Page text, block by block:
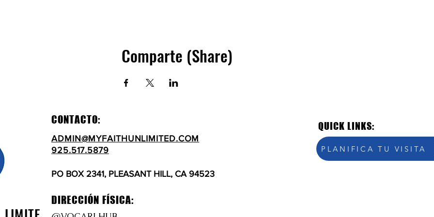
Comparte (Share)
CONTACTO:
ADMIN@MYFAITHUNLIMITED.COM
925.517.5879
PO BOX 2341, PLEASANT HILL, CA 94523
DIRECCIÓN FÍSICA:
QUICK LINKS:
PLANIFICA TU VISITA